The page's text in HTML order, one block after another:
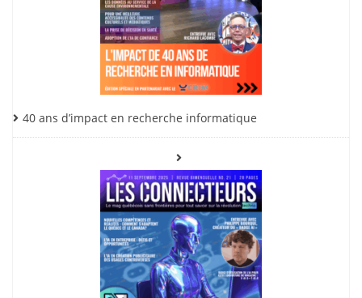
40 ans d’impact en recherche informatique